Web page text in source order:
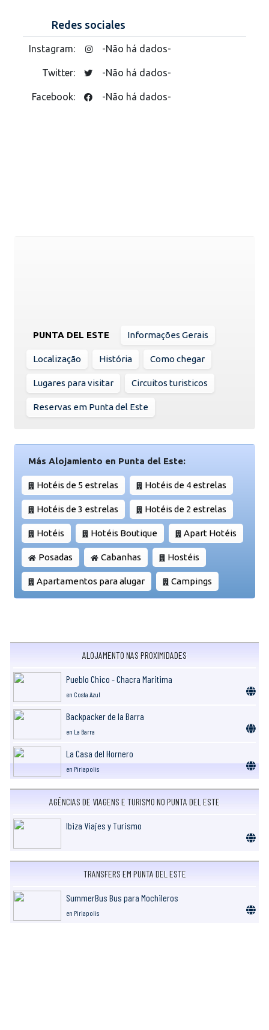
Redes sociales
Instagram: -Não há dados-
Twitter: -Não há dados-
Facebook: -Não há dados-
PUNTA DEL ESTE Informações Gerais
Localização História Como chegar
Lugares para visitar Circuitos turisticos
Reservas em Punta del Este
Más Alojamiento en Punta del Este:
Hotéis de 5 estrelas Hotéis de 4 estrelas
Hotéis de 3 estrelas Hotéis de 2 estrelas
Hotéis Hotéis Boutique Apart Hotéis
Posadas Cabanhas Hostéis
Apartamentos para alugar Campings
ALOJAMENTO NAS PROXIMIDADES
Pueblo Chico - Chacra Maritima
en Costa Azul
Backpacker de la Barra
en La Barra
La Casa del Hornero
en Piriapolis
AGÊNCIAS DE VIAGENS E TURISMO NO PUNTA DEL ESTE
Ibiza Viajes y Turismo
TRANSFERS EM PUNTA DEL ESTE
SummerBus Bus para Mochileros
en Piriapolis